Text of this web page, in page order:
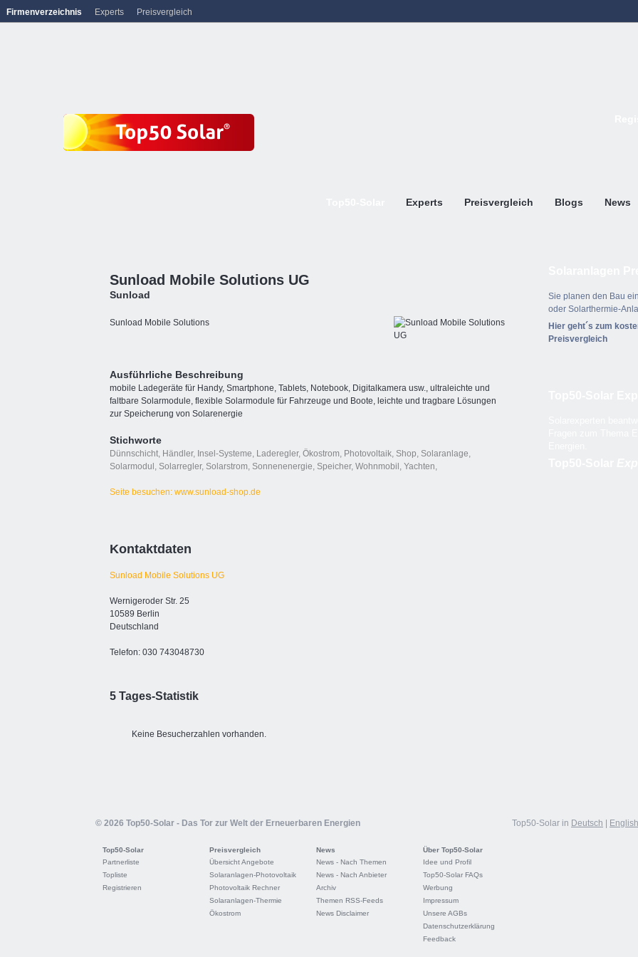
Experts Preisvergleich Blogs News
Sunload Mobile Solutions UG
Sunload
Sunload Mobile Solutions
Ausführliche Beschreibung
mobile Ladegeräte für Handy, Smartphone, Tablets, Notebook, Digitalkamera usw., ultraleichte und
faltbare Solarmodule, flexible Solarmodule für Fahrzeuge und Boote, leichte und tragbare Lösungen
zur Speicherung von Solarenergie
Stichworte
Dünnschicht, Händler, Insel-Systeme, Laderegler, Ökostrom, Photovoltaik, Shop, Solaranlage,
Solarmodul , Solarregler, Solarstrom, Sonnenenergie, Speicher, Wohnmobil , Yachten,
Seite besuchen: www.sunload-shop.de
Kontaktdaten
Sunload Mobile Solutions UG
Wernigeroder Str. 25
10589 Berlin
Deutschland
Telefon: 030 743048730
5 Tages-Statistik
Keine Besucherzahlen vorhanden.
Sie planen den Bau
oder Solarthermie-
Hier geht´s zum
Preisvergleich
© 2026 Top50-Solar - Das Tor zur Welt der Erneuerbaren Energien Top50-Solar in Deutsch English
Top50-Solar
Partnerliste
Topliste
Registrieren
Preisvergleich
Übersicht Angebote
Solaranlagen-Photovoltaik
Photovoltaik Rechner
Solaranlagen-Thermie
Ökostrom
News
News - Nach Themen
News - Nach Anbieter
Archiv
Themen RSS-Feeds
News Disclaimer
Über Top50-Solar
Idee und Profil
Top50-Solar FAQs
Werbung
Impressum
Unsere AGBs
Datenschutzerklärung
Feedback
Firmenverzeichnis Experts Preisvergleich